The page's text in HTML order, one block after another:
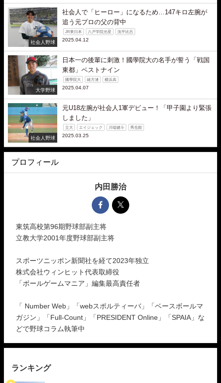
社会人野球
社会人で「ヒーロー」になるため…147キロ左腕が
追う元プロの父の背中
JR東日本 八戸学院光星 洗平比呂
2025.04.12
大学野球
日本一の後輩に刺激！國學院大の名手が誓う「戦国
東都」ベストナイン
國學院大 緒方漣 横浜高
2025.04.07
社会人野球
元U18左腕が社会人1軍デビュー！「甲子園より緊張
しました」
立大 エイジェック 川端健斗 秀岳館
2025.03.25
プロフィール
内田勝治
東筑高校第96期野球部副主将
立教大学2001年度野球部副主将
スポーツニッポン新聞社を経て2023年独立
株式会社ウィンヒット代表取締役
「ボールゲームマニア」編集最高責任者
「 Number Web」「webスポルティーバ」「ベースボールマ
ガジン」「Full-Count」「PRESIDENT Online」「SPAIA」な
どで野球コラム執筆中
ランキング